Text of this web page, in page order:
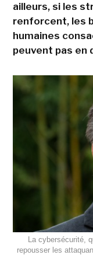
ailleurs, si les
renforcent, les
humaines
peuvent pas en
La cybersécurité,
repousser les